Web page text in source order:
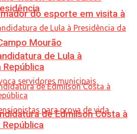
do esporte em visita à
Mourão
de Lula à
de Edmilson Costa à